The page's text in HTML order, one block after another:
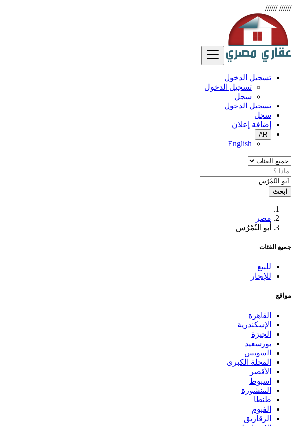
//////
//////
تسجيل الدخول
تسجيل الدخول
سجل
تسجيل الدخول
سجل
إضافة إعلان
AR
English
ابحث
مصر
أبو النُمْرُس
جميع الفئات
للبيع
للإيجار
مواقع
القاهرة
الإسكندرية
الجيزة
بورسعيد
السويس
المحلة الكبرى
الأقصر
اسيوط
المنشورة
طنطا
الفيوم
الزقازيق